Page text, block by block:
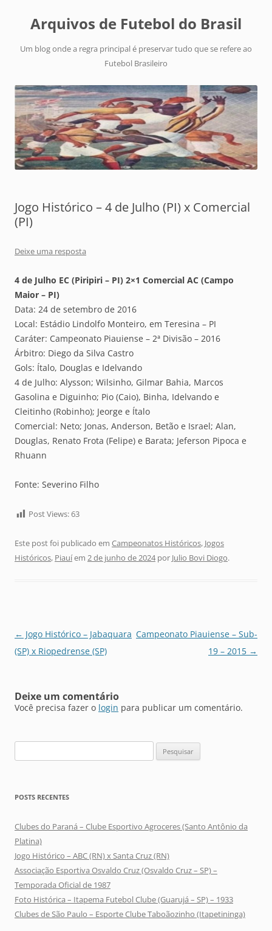
Arquivos de Futebol do Brasil
Um blog onde a regra principal é preservar tudo que se refere ao
Futebol Brasileiro
Jogo Histórico – 4 de Julho (PI) x Comercial
(PI)
Deixe uma resposta
4 de Julho EC (Piripiri – PI) 2×1 Comercial AC (Campo
Maior – PI)
Data: 24 de setembro de 2016
Local: Estádio Lindolfo Monteiro, em Teresina – PI
Caráter: Campeonato Piauiense – 2ª Divisão – 2016
Árbitro: Diego da Silva Castro
Gols: Ítalo, Douglas e Idelvando
4 de Julho: Alysson; Wilsinho, Gilmar Bahia, Marcos
Gasolina e Diguinho; Pio (Caio), Binha, Idelvando e
Cleitinho (Robinho); Jeorge e Ítalo
Comercial: Neto; Jonas, Anderson, Betão e Israel; Alan,
Douglas, Renato Frota (Felipe) e Barata; Jeferson Pipoca e
Rhuann
Fonte: Severino Filho
Post Views:63
Este post foi publicado em Campeonatos Históricos, Jogos
Históricos, Piauíem 2 de junho de 2024por Julio Bovi Diogo.
Navegação
de
← Jogo Histórico – Jabaquara
(SP) x Riopedrense (SP)
Campeonato Piauiense – Sub-
19 – 2015 →
Deixe um comentário
Você precisa fazer o login para publicar um comentário.
por:
POSTS RECENTES
Clubes do Paraná – Clube Esportivo Agroceres (Santo Antônio da
Platina)
Jogo Histórico – ABC (RN) x Santa Cruz (RN)
Associação Esportiva Osvaldo Cruz (Osvaldo Cruz – SP) –
Temporada Oficial de 1987
Foto Histórica – Itapema Futebol Clube (Guarujá – SP) – 1933
Clubes de São Paulo – Esporte Clube Taboãozinho (Itapetininga)